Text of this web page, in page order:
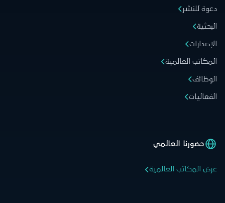
دعوة للنشر
البحثية
الإصدارات
المكاتب العالمية
الوظائف
الفعاليات
حضورنا العالمي
عرض المكاتب العالمية